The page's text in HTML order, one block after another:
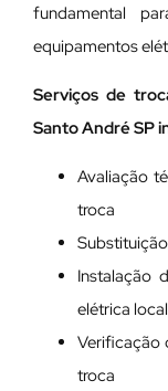
fundamental
equipamentos
Serviços de
Santo André SP
Avaliação
troca
Instalação
elétrica local
Verificação
troca